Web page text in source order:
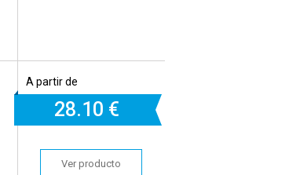
A partir de
28.10 €
Ver producto